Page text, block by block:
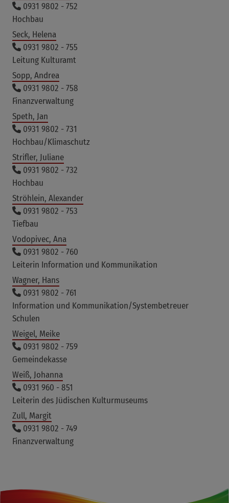
0931 9802 - 752
Hochbau
Seck, Helena
0931 9802 - 755
Leitung Kulturamt
Sopp, Andrea
0931 9802 - 758
Finanzverwaltung
Speth, Jan
0931 9802 - 731
Hochbau/Klimaschutz
Strifler, Juliane
0931 9802 - 732
Hochbau
Ströhlein, Alexander
0931 9802 - 753
Tiefbau
Vodopivec, Ana
0931 9802 - 760
Leiterin Information und Kommunikation
Wagner, Hans
0931 9802 - 761
Information und Kommunikation/Systembetreuer
Schulen
Weigel, Meike
0931 9802 - 759
Gemeindekasse
Weiß, Johanna
0931 960 - 851
Leiterin des Jüdischen Kulturmuseums
Zull, Margit
0931 9802 - 749
Finanzverwaltung